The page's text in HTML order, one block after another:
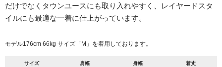
だけでなくタウンユースにも取り入れやすく、レイヤードスタ
イルにも最適な一着に仕上がっています。
モデル176cm 66kg サイズ「M」を着用しております。
サイズ 肩幅 身幅 着丈